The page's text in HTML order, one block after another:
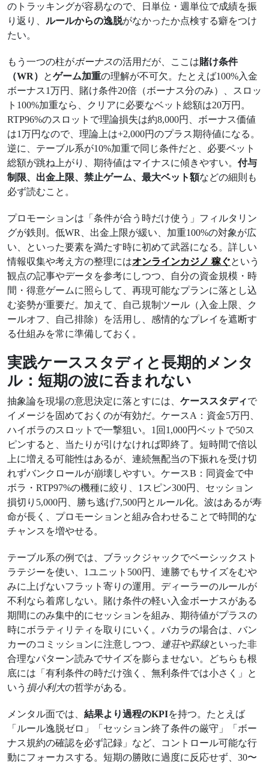
のトラッキングが容易なので、日単位・週単位で成績を振
り返り、 ルールからの逸脱がなかったか点検する癖をつけ
たい。
もう一つの柱がボーナスの活用だが、ここは賭け条件
（WR）
とゲーム加重の理解が不可欠。たとえば100%入金
ボーナス1万円、賭け条件20倍（ボーナス分のみ）、スロッ
ト100%加重なら、クリアに必要なベット総額は20万円。
RTP96%のスロットで理論損失は約8,000円、ボーナス価値
は1万円なので、理論上は+2,000円のプラス期待値になる。
逆に、テーブル系が10%加重で同じ条件だと、必要ベット
総額が跳ね上がり、期待値はマイナスに傾きやすい。 付与
制限、出金上限、禁止ゲーム、最大ベット額などの細則も
必ず読むこと。
プロモーションは「条件が合う時だけ使う」フィルタリン
グが鉄則。低WR、出金上限が緩い、加重100%の対象が広
い、といった要素を満たす時に初めて武器になる。詳しい
情報収集や考え方の整理にはオンラインカジノ 稼ぐという
観点の記事やデータを参考にしつつ、自分の資金規模・時
間・得意ゲームに照らして、再現可能なプランに落とし込
む姿勢が重要だ。加えて、自己規制ツール（入金上限、ク
ールオフ、自己排除）を活用し、感情的なプレイを遮断す
る仕組みを常に準備しておく。
実践ケーススタディと長期的メンタ
ル：短期の波に呑まれない
抽象論を現場の意思決定に落とすには、 ケーススタディで
イメージを固めておくのが有効だ。ケースA：資金5万円、
ハイボラのスロットで一撃狙い。1回1,000円ベットで50ス
ピンすると、当たりが引けなければ即終了。短時間で倍以
上に増える可能性はあるが、連続無配当の下振れを受け切
れずバンクロールが崩壊しやすい。ケースB：同資金で中
ボラ・RTP97%の機種に絞り、1スピン300円、セッション
損切り5,000円、勝ち逃げ7,500円とルール化。波はあるが寿
命が長く、プロモーションと組み合わせることで時間的な
チャンスを増やせる。
テーブル系の例では、ブラックジャックでベーシックスト
ラテジーを使い、1ユニット500円、連勝でもサイズをむや
みに上げないフラット寄りの運用。ディーラーのルールが
不利なら着席しない。賭け条件の軽い入金ボーナスがある
期間にのみ集中的にセッションを組み、期待値がプラスの
時にボラティリティを取りにいく。バカラの場合は、バン
カーのコミッションに注意しつつ、
連荘や罫線といった非
合理なパターン読みでサイズを膨らませない。どちらも根
底には「有利条件の時だけ強く、無利条件では小さく」と
いう 損小利大の哲学がある。
メンタル面では、 結果より過程のKPIを持つ。たとえば
「ルール逸脱ゼロ」「セッション終了条件の厳守」「ボー
ナス規約の確認を必ず記録」など、コントロール可能な行
動にフォーカスする。短期の勝敗に過度に反応せず、30〜